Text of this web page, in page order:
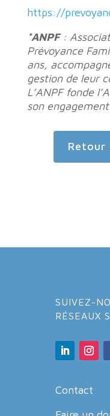
https://
*ANPF:
Prévoyance
ans,
gestion de leur
L’ANPF fonde
son
Retour
SUIVEZ-
RÉSEAUX
Contact